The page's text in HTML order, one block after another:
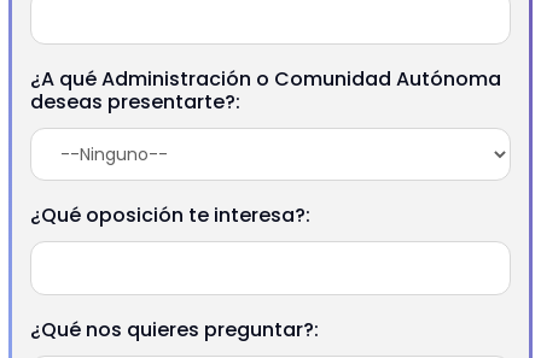
¿A qué Administración o Comunidad Autónoma
deseas presentarte?:
¿Qué oposición te interesa?:
¿Qué nos quieres preguntar?: